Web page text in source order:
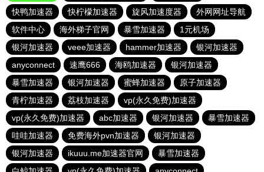
快鸭加速器
快柠檬加速器 旋风加速度器
外网网址导航
软件中心
海外梯子官网 暴雪加速器
1元机场
银河加速器
veee加速器 hammer加速器
银河加速器
anyconnect
速鹰666 海鸥加速器
银河加速器
暴雪加速器
银河加速器 蜜蜂加速器
原子加速器
青柠加速器
荔枝加速器
vp(永久免费)加速器
vp(永久免费)加速器
abc加速器 银河加速器
暴雪加速器
哇哇加速器
免费海外pvn加速器
银河加速器
银河加速器
ikuuu.me加速器官网
暴雪加速器